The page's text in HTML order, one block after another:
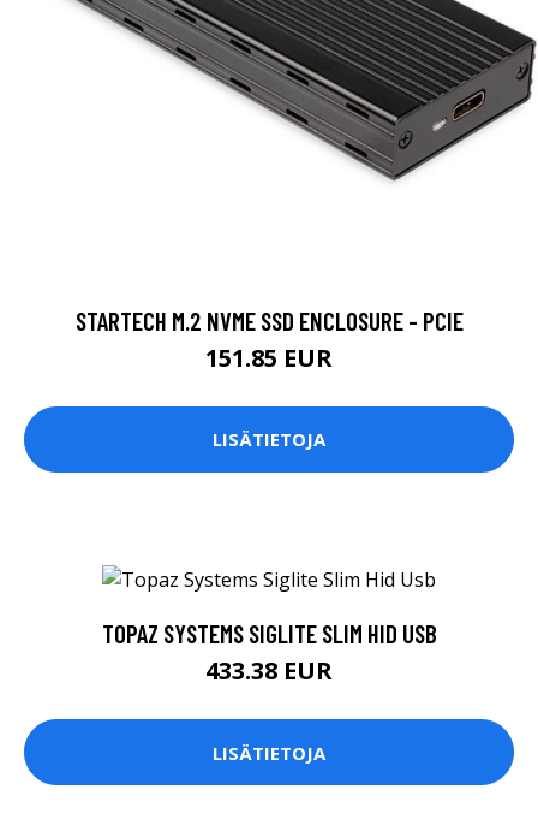
STARTECH M.2 NVME SSD ENCLOSURE - PCIE
151.85 EUR
LISÄTIETOJA
TOPAZ SYSTEMS SIGLITE SLIM HID USB
433.38 EUR
LISÄTIETOJA